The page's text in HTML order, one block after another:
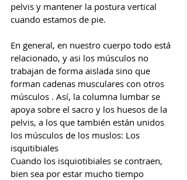
pelvis y mantener la postura vertical
cuando estamos de pie.
En general, en nuestro cuerpo todo está
relacionado, y asi los músculos no
trabajan de forma aislada sino que
forman cadenas musculares con otros
músculos . Así, la columna lumbar se
apoya sobre el sacro y los huesos de la
pelvis, a los que también están unidos
los músculos de los muslos: Los
isquitibiales
Cuando los isquiotibiales se contraen,
bien sea por estar mucho tiempo